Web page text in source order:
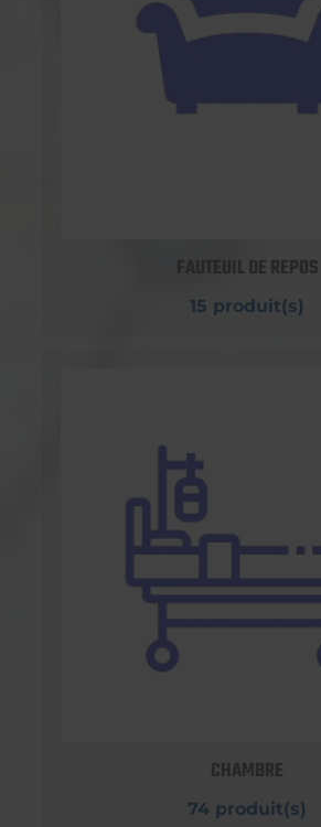
FAUTEUIL DE REPOS
15 produit(s)
CHAMBRE
74 produit(s)